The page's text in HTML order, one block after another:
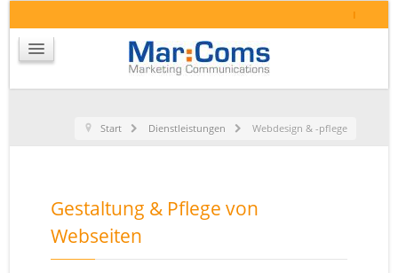
I
Start Dienstleistungen Webdesign & -pflege
Gestaltung & Pflege von
Webseiten